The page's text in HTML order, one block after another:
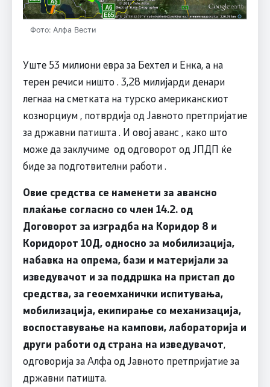
Фото: Алфа Вести
Уште 53 милиони евра за Бехтел и Енка, а на
терен речиси ништо . 3,28 милијарди денари
легнаа на сметката на турско американскиот
кознорциум , потврдија од Јавното претпријатие
за државни патишта . И овој аванс , како што
може да заклучиме од одговорот од ЈПДП ќе
биде за подготвителни работи .
Овие средства се наменети за авансно
плаќање согласно со член 14.2. од
Договорот за изградба на Коридор 8 и
Коридорот 10Д, односно за мобилизација,
набавка на опрема, бази и материјали за
изведувачот и за поддршка на пристап до
средства, за геоемханички испитувања,
мобилизација, екипирање со механизација,
воспоставување на кампови, лабораторија и
други работи од страна на изведувачот,
одговорија за Алфа од Јавното претпријатие за
државни патишта.